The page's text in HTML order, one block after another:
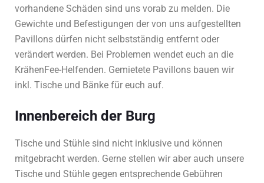
vorhandene Schäden sind uns vorab zu melden. Die
Gewichte und Befestigungen der von uns aufgestellten
Pavillons dürfen nicht selbstständig entfernt oder
verändert werden. Bei Problemen wendet euch an die
KrähenFee-Helfenden. Gemietete Pavillons bauen wir
inkl. Tische und Bänke für euch auf.
Innenbereich der Burg
Tische und Stühle sind nicht inklusive und können
mitgebracht werden. Gerne stellen wir aber auch unsere
Tische und Stühle gegen entsprechende Gebühren